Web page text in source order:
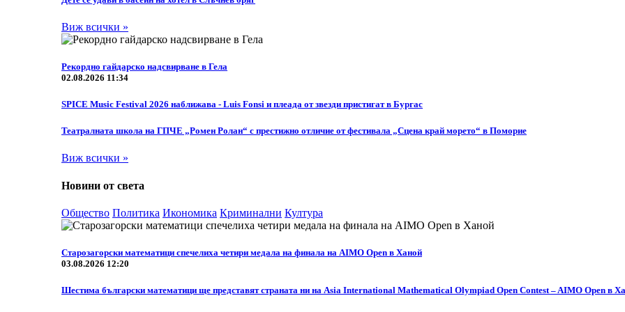
Виж всички »
Рекордно гайдарско надсвирване в Гела
02.08.2026 11:34
SPICE Music Festival 2026 наближава - Luis Fonsi и плеада от звезди пристигат в Бургас
Театралната школа на ГПЧЕ „Ромен Ролан“ с престижно отличие от фестивала „Сцена край морето“ в Поморие
Виж всички »
Новини от света
Общество Политика Икономика Криминални Култура
Старозагорски математици спечелиха четири медала на финала на AIMO Open в Ханой
03.08.2026 12:20
Шестима български математици ще представят страната ни на Asia International Mathematical Olympiad Open Contest – AIMO Open в